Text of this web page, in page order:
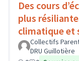
Des cours
plus
climatique et
enfants -
Collectifs
DRU Guillotière